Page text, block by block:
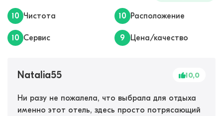
10 Чистота 10 Расположение
10 Сервис 9 Цена/качество
Natalia55 10,0
Ни разу не пожалела, что выбрала для отдыха
именно этот отель, здесь просто потрясающий